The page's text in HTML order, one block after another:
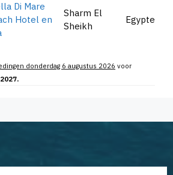
Di Mare
Hotel en
Sharm El
Sheikh
Egypte
donderdag 6 augustus 2026 voor